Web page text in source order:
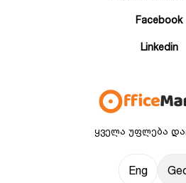
ყველა უფლება
Eng
Facebook
Linkedin